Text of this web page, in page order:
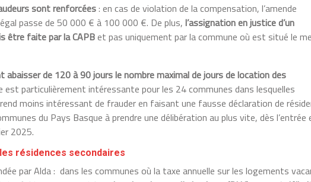
sont renforcées: en cas de violation de la compensation, l’amende
passe de 50 000 € à 100 000 €. De plus,l’assignation en justice d’un
être faite par la CAPBet pas uniquement par la commune où est situé le
abaisser de 120 à 90 jours le nombre maximal de jours de location des
est particulièrement intéressante pour les 24 communes dans lesquelles
moins intéressant de frauder en faisant une fausse déclaration de
du Pays Basque à prendre une délibération au plus vite, dès l’entrée
2025.
résidences secondaires
par Alda : dans les communes où la taxe annuelle sur les logements